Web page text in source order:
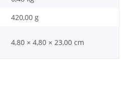
420,00 g
4,80 × 4,80 × 23,00 cm